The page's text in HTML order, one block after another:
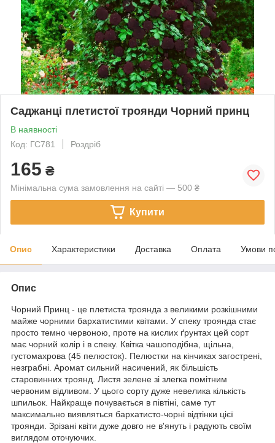
Саджанці плетистої троянди Чорний принц
В наявності
Код: ГС781
Роздріб
165 ₴
Мінімальна сума замовлення на сайті — 500 ₴
Купити
Опис Характеристики Доставка Оплата Умови
Опис
Чорний Принц - це плетиста троянда з великими розкішними
майже чорними бархатистими квітами. У спеку троянда стає
просто темно червоною, проте на кислих ґрунтах цей сорт
має чорний колір і в спеку. Квітка чашоподібна, щільна,
густомахрова (45 пелюсток). Пелюстки на кінчиках загострені,
незграбні. Аромат сильний насичений, як більшість
старовинних троянд. Листя зелене зі злегка помітним
червоним відливом. У цього сорту дуже невелика кількість
шпильок. Найкраще почувається в півтіні, саме тут
максимально виявляться бархатисто-чорні відтінки цієї
троянди. Зрізані квіти дуже довго не в'януть і радують своїм
виглядом оточуючих.